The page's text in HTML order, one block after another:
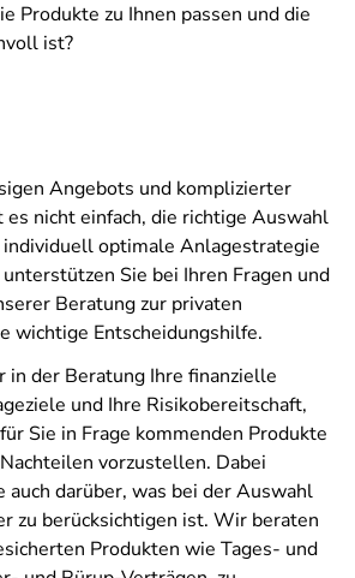
Produkte zu Ihnen passen und die
ist?
Angebots und komplizierter
nicht einfach, die richtige Auswahl
optimale Anlagestrategie
Sie bei Ihren Fragen und
Beratung zur privaten
wichtige Entscheidungshilfe.
in der Beratung Ihre finanzielle
und Ihre Risikobereitschaft,
Sie in Frage kommenden Produkte
vorzustellen. Dabei
auch darüber, was bei der Auswahl
zu berücksichtigen ist. Wir beraten
Produkten wie Tages- und